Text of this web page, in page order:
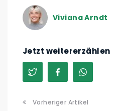
Viviana Arndt
Jetzt weitererzählen
Vorheriger Artikel